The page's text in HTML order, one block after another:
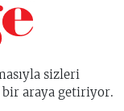
sizleri
araya getiriyor.